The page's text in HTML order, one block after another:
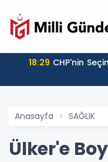
18:29
Anasayfa SAĞLIK
Ülker'e